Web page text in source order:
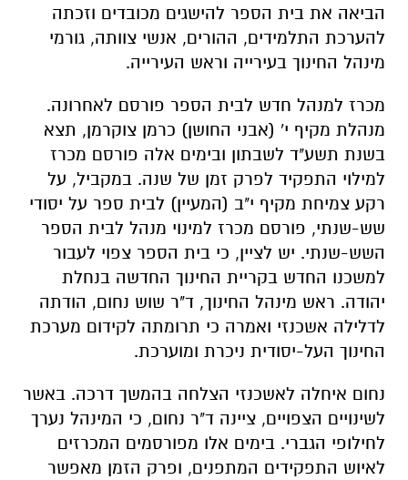
הביאה את בית הספר להישגים מכובדים וזכתה
להערכת התלמידים, ההורים, אנשי צוותה, גורמי
מינהל החינוך בעירייה וראש העירייה.
מכרז למנהל חדש לבית הספר פורסם לאחרונה.
מנהלת מקיף י' (אבני החושן) כרמן צוקרמן, תצא
בשנת תשע"ד לשבתון ובימים אלה פורסם מכרז
למילוי התפקיד לפרק זמן של שנה. במקביל, על
רקע צמיחת מקיף י"ב (המעיין) לבית ספר על יסודי
שש-שנתי, פורסם מכרז למינוי מנהל לבית הספר
השש-שנתי. יש לציין, כי בית הספר צפוי לעבור
למשכנו החדש בקריית החינוך החדשה בנחלת
יהודה. ראש מינהל החינוך, ד"ר שוש נחום, הודתה
לדלילה אשכנזי ואמרה כי תרומתה לקידום מערכת
החינוך העל-יסודית ניכרת ומוערכת.
נחום איחלה לאשכנזי הצלחה בהמשך דרכה. באשר
לשינויים הצפויים, ציינה ד"ר נחום, כי המינהל נערך
לחילופי הגברי. בימים אלו מפורסמים המכרזים
לאיוש התפקידים המתפנים, ופרק הזמן מאפשר